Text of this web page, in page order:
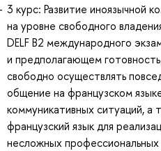
3 курс: Развитие иноязычной
на уровне свободного
DELF B2 международного
и предполагающем
свободно осуществлять
общение на французском
коммуникативных ситуаций, а
французский язык для
несложных профессиональных